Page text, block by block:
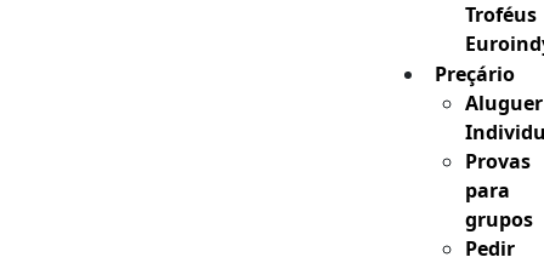
Troféus
Preçário
Aluguer
Provas
para
grupos
Pedir